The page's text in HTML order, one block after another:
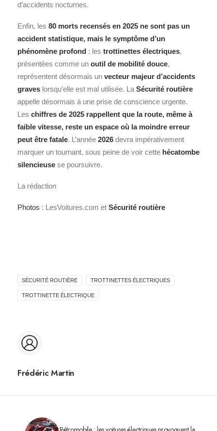
d’accidents nocturnes.
Enfin, les 80 morts recensés en 2025 ne sont pas un
accident statistique, mais le symptôme d’un
phénomène profond : les trottinettes électriques,
présentées comme un outil de mobilité douce,
représentent désormais un vecteur majeur d’accidents
graves lorsqu’elle est mal utilisée. La Sécurité routière
appelle désormais à une prise de conscience urgente.
Les chiffres de 2025 rappellent que la route, même à
faible vitesse, reste un espace où la moindre erreur
peut être fatale. L’année 2026 devra impérativement
marquer un tournant, sous peine de voir cette hécatombe
silencieuse se poursuivre.
La rédaction
Photos : LesVoitures.com et Sécurité routière
SÉCURITÉ ROUTIÈRE TROTTINETTES ÉLECTRIQUES
TROTTINETTE ÉLECTRIQUE
Frédéric Martin